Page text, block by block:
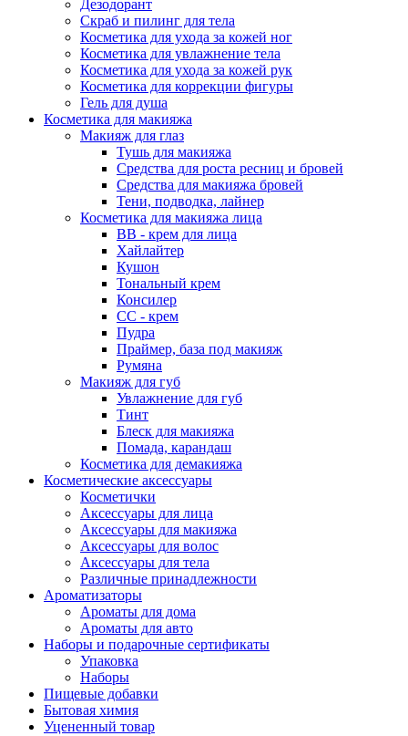
Дезодорант
Скраб и пилинг для тела
Косметика для ухода за кожей ног
Косметика для увлажнение тела
Косметика для ухода за кожей рук
Косметика для коррекции фигуры
Гель для душа
Косметика для макияжа
Макияж для глаз
Тушь для макияжа
Средства для роста ресниц и бровей
Средства для макияжа бровей
Тени, подводка, лайнер
Косметика для макияжа лица
ВВ - крем для лица
Хайлайтер
Кушон
Тональный крем
Консилер
СС - крем
Пудра
Праймер, база под макияж
Румяна
Макияж для губ
Увлажнение для губ
Тинт
Блеск для макияжа
Помада, карандаш
Косметика для демакияжа
Косметические аксессуары
Косметички
Аксессуары для лица
Аксессуары для макияжа
Аксессуары для волос
Аксессуары для тела
Различные принадлежности
Ароматизаторы
Ароматы для дома
Ароматы для авто
Наборы и подарочные сертификаты
Упаковка
Наборы
Пищевые добавки
Бытовая химия
Уцененный товар